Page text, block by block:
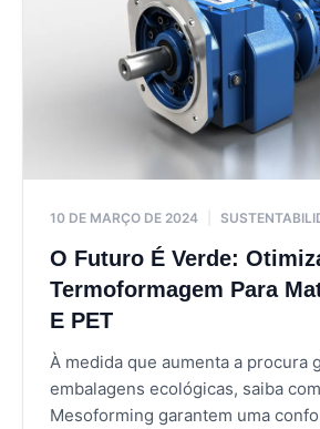
10 DE MARÇO DE 2024
O Futuro É Verde:
Termoformagem Para
E PET
À medida que aumenta a procura
embalagens ecológicas, saiba
Mesoforming garantem uma